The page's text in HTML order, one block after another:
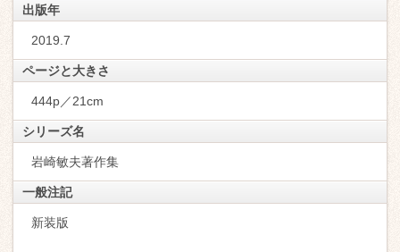
出版年
2019.7
ページと大きさ
444p／21cm
シリーズ名
岩崎敏夫著作集
一般注記
新装版